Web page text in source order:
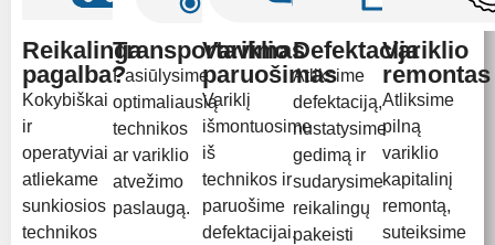
Reikalinga
pagalba?
Kokybiškai
ir
operatyviai
atliekame
sunkiosios
technikos
Transportavimas
Pasiūlysime
optimaliausią
technikos
ar variklio
atvežimo
paslaugą.
Variklio
paruošimas
Variklį
išmontuosime
iš
technikos ir
paruošime
defektacijai.
Defektacija
Atliksime
defektaciją,
nustatysime
gedimą ir
sudarysime
reikalingų
pakeisti
Variklio
remontas
Atliksime
pilną
variklio
kapitalinį
remontą,
suteiksime